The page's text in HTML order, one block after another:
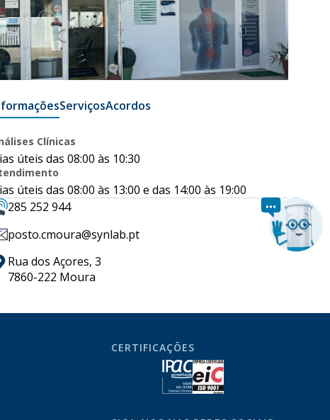
ServiçosAcordos
Clínicas
úteis das 08:00 às 10:30
úteis das 08:00 às 13:00 e das 14:00 às 19:00
285 252 944
posto.cmoura@synlab.pt
Rua dos Açores, 3
7860-222 Moura
CERTIFICAÇÕES